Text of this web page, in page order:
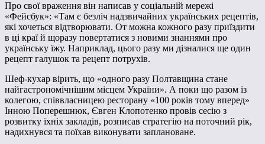
Про свої враження він написав у соціальній мережі
«Фейсбук»: «Там є безліч надзвичайних українських рецептів,
які хочеться відтворювати. От можна кожного разу приїздити
в ці краї й щоразу повертатися з новими знаннями про
українську їжу. Наприклад, цього разу ми дізналися ще один
рецепт галушок та рецепт потрухів.
Шеф-кухар вірить, що «одного разу Полтавщина стане
найгастрономічнішим місцем України». А поки що разом із
колегою, співвласницею ресторану «100 років тому вперед»
Інною Поперешнюк, Євген Клопотенко провів сесію з
розвитку їхніх закладів, розписав стратегію на поточний рік,
надихнувся та поїхав виконувати заплановане.